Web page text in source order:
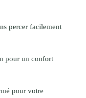
percer facilement
pour un confort
pour votre